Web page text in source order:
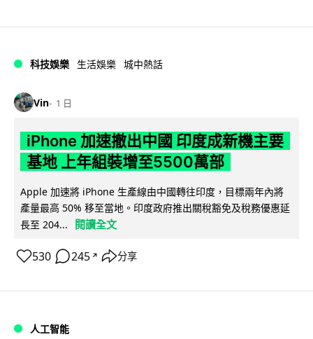
科技娛樂 生活娛樂 城中熱話
Vin 1 日
iPhone 加速撤出中國 印度成新機主要
基地 上年組裝增至5500萬部
Apple 加速將 iPhone 生產線由中國轉往印度，目標兩年內將
產量最高 50% 移至當地。印度政府推出關稅豁免及稅務優惠延
長至 204...
閱讀全文
530 245 ↗ 分享
人工智能